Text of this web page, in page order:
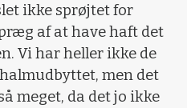
ikke sprøjtet for
af at have haft det
Vi har heller ikke de
men det
meget, da det jo ikke